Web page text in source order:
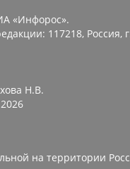
«Инфорос».
117218, Россия,
Н.В.
на территории